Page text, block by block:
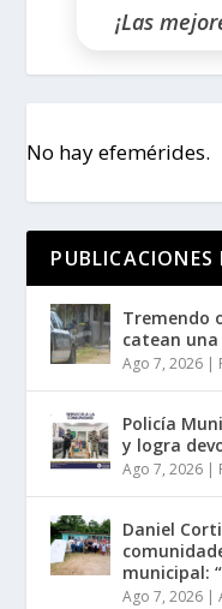
¡Las
No hay efemérides.
PUBLICACIONES
Tremendo
catean una
Ago 7, 2026 |
Policía
y logra
Ago 7, 2026 |
Daniel
municipal:
Ago 7, 2026 |